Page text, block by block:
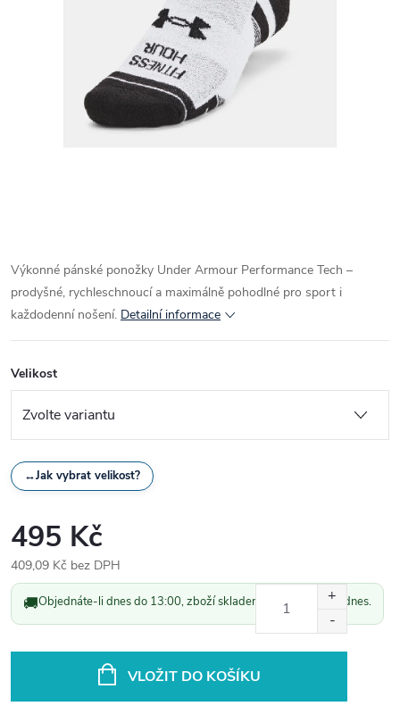
Výkonné pánské ponožky Under Armour Performance Tech –
prodyšné, rychleschnoucí a maximálně pohodlné pro sport i
každodenní nošení. Detailní informace
Velikost
↔Jak vybrat velikost?
495 Kč
409,09 Kč bez DPH
Měrná
cena:
🚚Objednáte-li dnes do 13:00, zboží skladem odešleme ještě dnes.
VLOŽIT DO KOŠÍKU